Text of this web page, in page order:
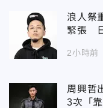
浪人祭
緊張
2小時前
周興哲
3次「